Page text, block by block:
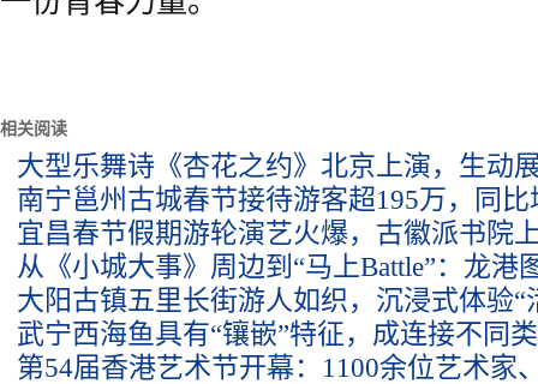
相关阅读
大型乐舞诗《杏花之约》北京上演，生动
南宁邕州古城春节接待游客超195万，同比
宜昌春节假期游轮演艺火爆，古徽派书院
从《小城大事》周边到“马上Battle”：龙港
大阳古镇五里长街游人如织，沉浸式体验“
武宁西海鱼具有“镶嵌”特征，成连接不同
第54届香港艺术节开幕：1100余位艺术家